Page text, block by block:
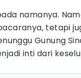
namanya.
tetapi
Gunung
inti dari